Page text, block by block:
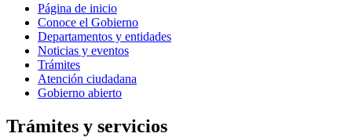
Página de inicio
Conoce el Gobierno
Departamentos y entidades
Noticias y eventos
Trámites
Atención ciudadana
Gobierno abierto
Trámites y servicios